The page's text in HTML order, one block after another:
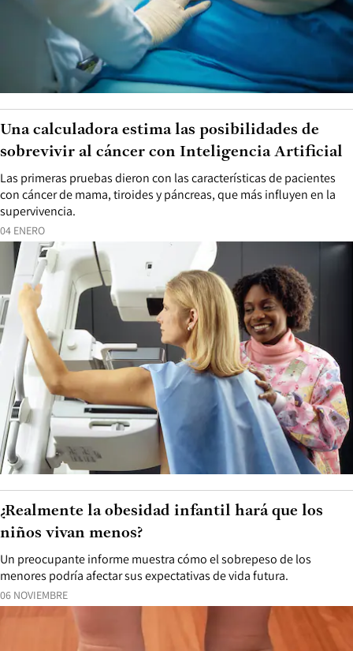
04 ENERO
Las primeras pruebas dieron con las características de pacientes
con cáncer de mama, tiroides y páncreas, que más influyen en la
supervivencia.
Una calculadora estima las posibilidades de
sobrevivir al cáncer con Inteligencia Artificial
06 NOVIEMBRE
Un preocupante informe muestra cómo el sobrepeso de los
menores podría afectar sus expectativas de vida futura.
¿Realmente la obesidad infantil hará que los
niños vivan menos?